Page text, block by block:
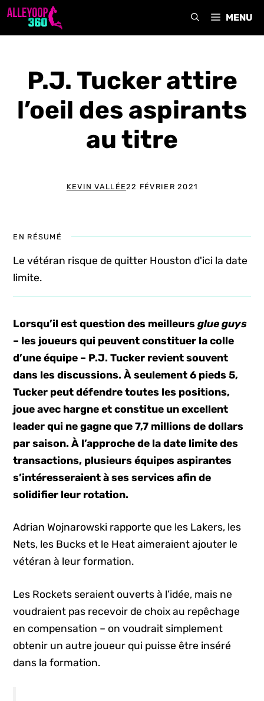
Aller
MENU
P.J. Tucker attire
l’oeil des aspirants
au titre
KEVIN VALLÉE22 FÉVRIER 2021
EN RÉSUMÉ
Le vétéran risque de quitter Houston d'ici la date
limite.
Lorsqu’il est question des meilleursglue guys
– les joueurs qui peuvent constituer la colle
d’une équipe – P.J. Tucker revient souvent
dans les discussions. À seulement 6 pieds 5,
Tucker peut défendre toutes les positions,
joue avec hargne et constitue un excellent
leader qui ne gagne que 7,7 millions de dollars
par saison. À l’approche de la date limite des
transactions, plusieurs équipes aspirantes
s’intéresseraient à ses services afin de
solidifier leur rotation.
Adrian Wojnarowski rapporte que les Lakers, les
Nets, les Bucks et le Heat aimeraient ajouter le
vétéran à leur formation.
Les Rockets seraient ouverts à l’idée, mais ne
voudraient pas recevoir de choix au repêchage
en compensation – on voudrait simplement
obtenir un autre joueur qui puisse être inséré
dans la formation.